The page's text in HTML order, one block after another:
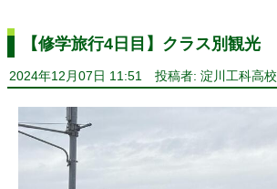
【修学旅行4日目】クラス別観光
2024年12月07日 11:51 投稿者: 淀川工科高校